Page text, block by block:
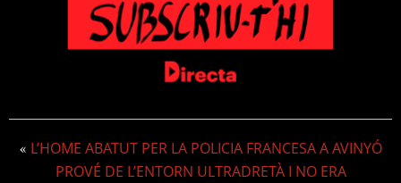
« L’HOME ABATUT PER LA POLICIA FRANCESA A AVINYÓ
PROVÉ DE L’ENTORN ULTRADRETÀ I NO ERA